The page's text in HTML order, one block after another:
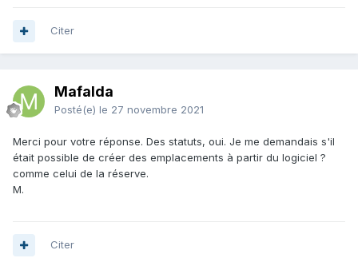
Citer
Mafalda
Posté(e) le 27 novembre 2021
Merci pour votre réponse. Des statuts, oui. Je me demandais s'il
était possible de créer des emplacements à partir du logiciel ?
comme celui de la réserve.
M.
Citer